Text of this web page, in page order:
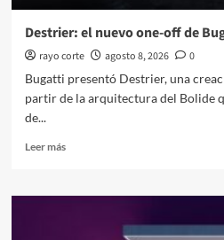
Destrier: el nuevo one-off de
rayo corte agosto 8, 2026
0
Bugatti presentó Destrier, una
partir de la arquitectura del Bolide
de...
Leer másLeer
Destrier: